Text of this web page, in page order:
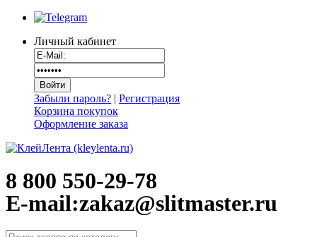
Личный кабинет
Забыли пароль? | Регистрация
Корзина покупок
Оформление заказа
8 800 550-29-78
E-mail:zakaz@slitmaster.ru